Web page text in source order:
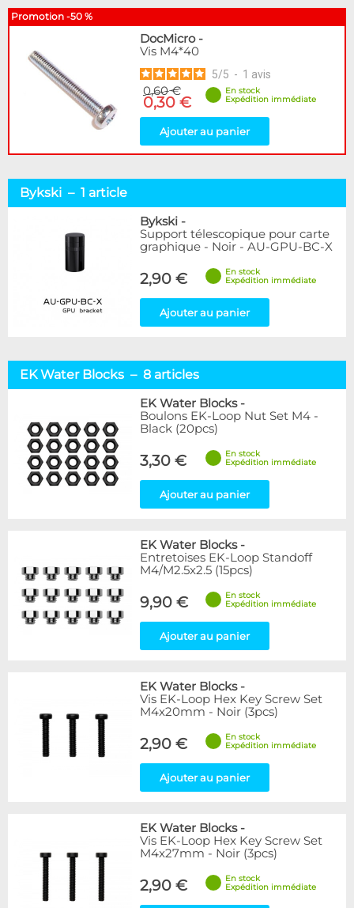
Promotion -50 %
DocMicro-
Vis M4*40
5/5 - 1 avis
0,60 €
0,30 €
En stock
Expédition immédiate
Ajouter au panier
Bykski – 1 article
Bykski -
Support télescopique pour carte
graphique - Noir - AU-GPU-BC-X
2,90 €
En stock
Expédition immédiate
Ajouter au panier
EK Water Blocks – 8 articles
EK Water Blocks-
Boulons EK-Loop Nut Set M4 -
Black (20pcs)
3,30 €
En stock
Expédition immédiate
Ajouter au panier
EK Water Blocks-
Entretoises EK-Loop Standoff
M4/M2.5x2.5 (15pcs)
9,90 €
En stock
Expédition immédiate
Ajouter au panier
EK Water Blocks-
Vis EK-Loop Hex Key Screw Set
M4x20mm - Noir (3pcs)
2,90 €
En stock
Expédition immédiate
Ajouter au panier
EK Water Blocks-
Vis EK-Loop Hex Key Screw Set
M4x27mm - Noir (3pcs)
2,90 €
En stock
Expédition immédiate